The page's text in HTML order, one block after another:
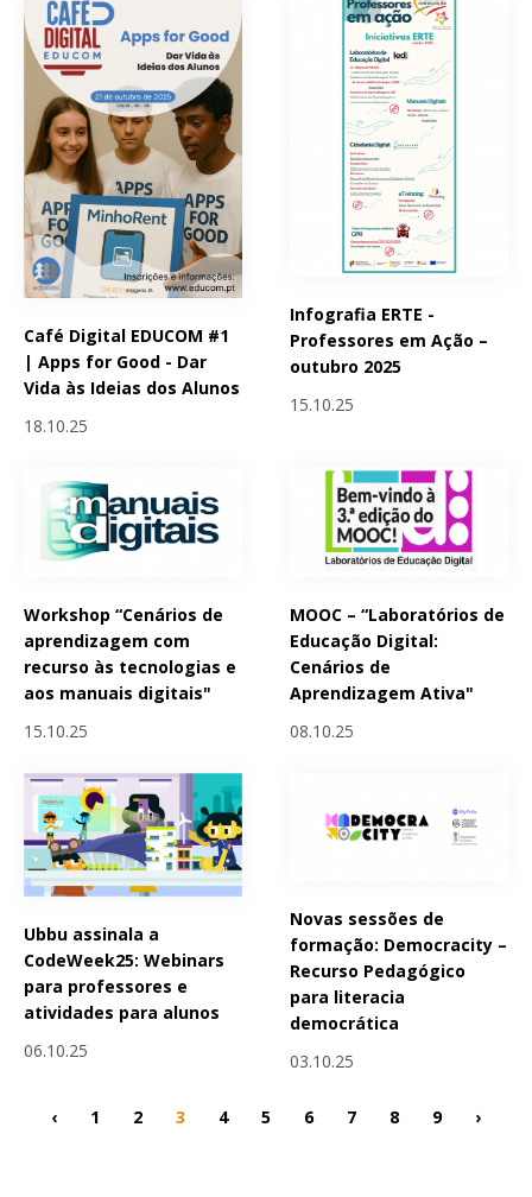
Café Digital EDUCOM #1
| Apps for Good - Dar
Vida às Ideias dos Alunos
18.10.25
Infografia ERTE -
Professores em Ação –
outubro 2025
15.10.25
Workshop “Cenários de
aprendizagem com
recurso às tecnologias e
aos manuais digitais"
15.10.25
MOOC – “Laboratórios de
Educação Digital:
Cenários de
Aprendizagem Ativa"
08.10.25
Ubbu assinala a
CodeWeek25: Webinars
para professores e
atividades para alunos
06.10.25
Novas sessões de
formação: Democracity –
Recurso Pedagógico
para literacia
democrática
03.10.25
‹ 1 2 3 4 5 6 7 8 9 ›